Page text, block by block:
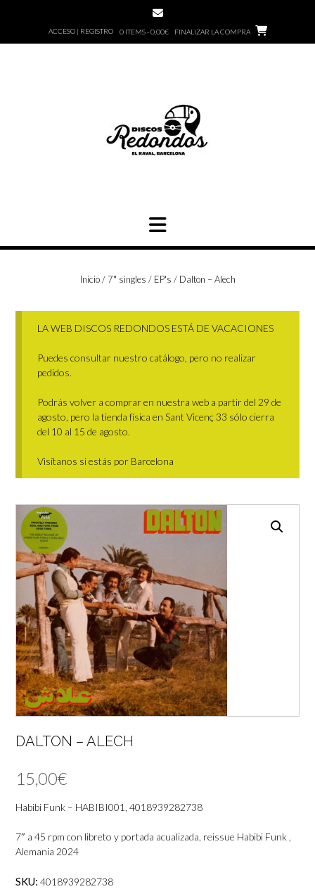
ACCESO | REGISTRO 0 ITEMS - 0,00€ FINALIZAR LA COMPRA
Inicio/ 7" singles / EP's / Dalton – Alech
LA WEB DISCOS REDONDOS ESTÁ DE VACACIONES
Puedes consultar nuestro catálogo, pero no realizar
pedidos.
Podrás volver a comprar en nuestra web a partir del 29 de
agosto, pero la tienda física en Sant Vicenç 33 sólo cierra
del 10 al 15 de agosto.
Visítanos si estás por Barcelona
DALTON – ALECH
15,00€
Habibi Funk – HABIBI001, 4018939282738
7″ a 45 rpm con libreto y portada acualizada, reissue Habibi Funk ,
Alemania 2024
SKU: 4018939282738